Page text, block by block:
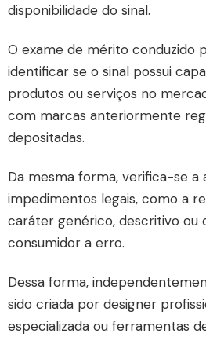
disponibilidade do sinal.
O exame de mérito conduzido
identificar se o sinal possui
produtos ou serviços no
com marcas anteriormente
depositadas.
Da mesma forma, verifica-se a
impedimentos legais, como a
caráter genérico, descritivo ou
consumidor a erro.
Dessa forma,
sido criada por designer
especializada ou ferramentas